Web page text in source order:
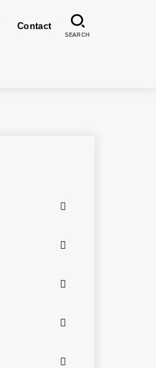
Contact
SEARCH